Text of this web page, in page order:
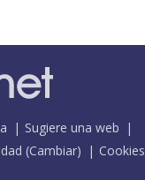
Sugiere una web
(Cambiar)
Cookies